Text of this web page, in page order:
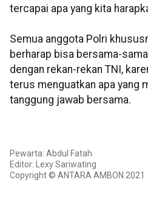
tercapai apa yang kita
Semua anggota Polri
berharap bisa bersama-
dengan rekan-rekan TNI,
terus menguatkan apa yang
tanggung jawab bersama.
Pewarta: Abdul Fatah
Editor: Lexy Sariwating
Copyright © ANTARA AMBON 2021